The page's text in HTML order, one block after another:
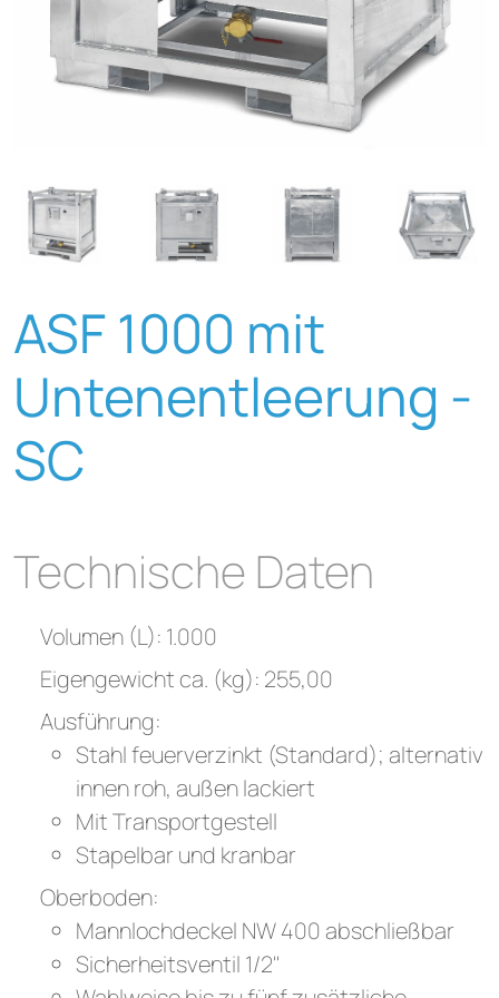
ASF 1000 mit
Untenentleerung -
SC
Technische Daten
Volumen (L): 1.000
Eigengewicht ca. (kg): 255,00
Ausführung:
Stahl feuerverzinkt (Standard); alternativ
innen roh, außen lackiert
Mit Transportgestell
Stapelbar und kranbar
Oberboden:
Mannlochdeckel NW 400 abschließbar
Sicherheitsventil 1/2"